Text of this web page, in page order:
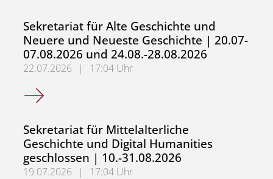
Sekretariat für Alte Geschichte und
Neuere und Neueste Geschichte | 20.07-
07.08.2026 und 24.08.-28.08.2026
22.07.2026 |
17:04 Uhr
Sekretariat für Alte Geschichte und Neuere und
Sekretariat für Mittelalterliche
Geschichte und Digital Humanities
geschlossen | 10.-31.08.2026
19.07.2026 |
17:04 Uhr